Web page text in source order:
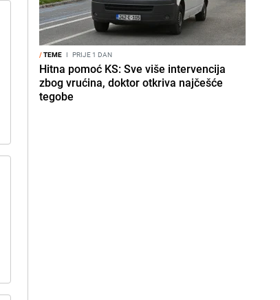
/TEME I PRIJE 1 DAN
Hitna pomoć KS: Sve više intervencija
zbog vrućina, doktor otkriva najčešće
tegobe